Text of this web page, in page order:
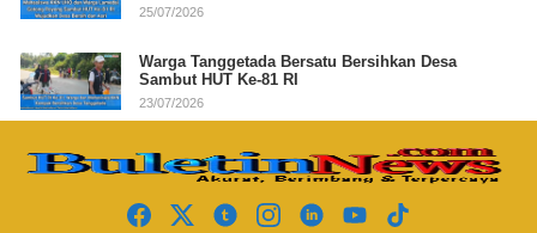
25/07/2026
Warga Tanggetada Bersatu Bersihkan Desa
Sambut HUT Ke-81 RI
23/07/2026